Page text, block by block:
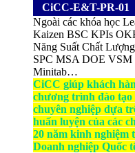
CiCC-E&T-PR-01
Ngoài các khóa học
Kaizen BSC KPIs
Năng Suất Chất
SPC MSA DOE
Minitab…
CiCC giúp khách
chương trình đào tạo
chuyên nghiệp dựa
huấn luyện của các
20 năm kinh nghiệm
Doanh nghiệp Quốc